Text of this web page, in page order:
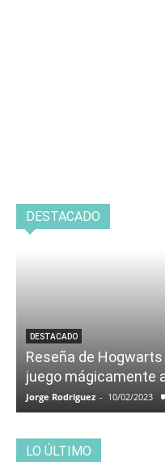
DESTACADO
DESTACADO
Reseña de
juego mágicamente
Jorge Rodriguez - 10/02/2023
LO ÚLTIMO